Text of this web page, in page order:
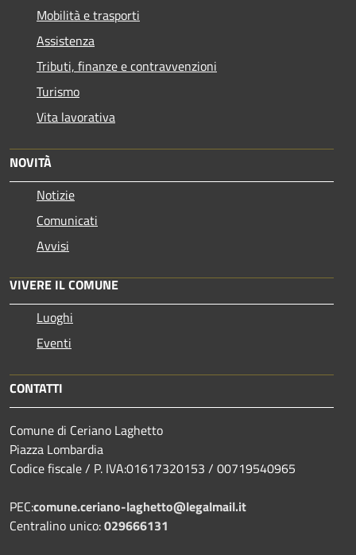
Mobilità e trasporti
Assistenza
Tributi, finanze e contravvenzioni
Turismo
Vita lavorativa
NOVITÀ
Notizie
Comunicati
Avvisi
VIVERE IL COMUNE
Luoghi
Eventi
CONTATTI
Comune di Ceriano Laghetto
Piazza Lombardia
Codice fiscale / P. IVA:01617320153 / 00719540965
PEC:comune.ceriano-laghetto@legalmail.it
Centralino unico:029666131